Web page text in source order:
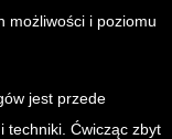
możliwości i poziomu
jest przede
techniki. Ćwicząc zbyt